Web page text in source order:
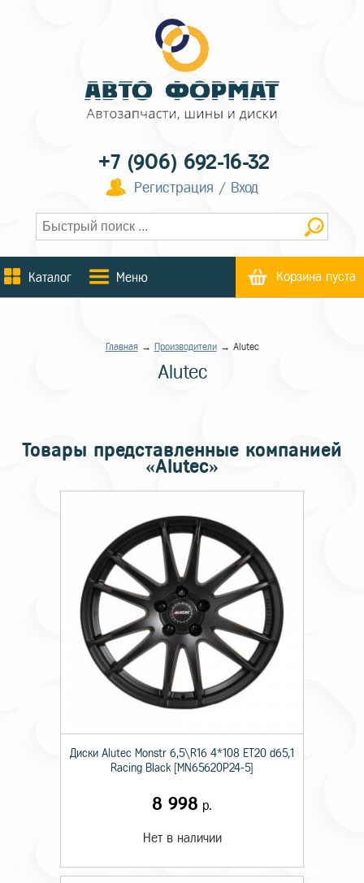
+7 (906) 692-16-32
Регистрация / Вход
Каталог Меню Корзина пуста
Главная→ Производители→ Alutec
Alutec
Товары представленные компанией
«Alutec»
Диски Alutec Monstr 6,5\R16 4*108 ET20 d65,1
Racing Black [MN65620P24-5]
8 998 р.
Нет в наличии